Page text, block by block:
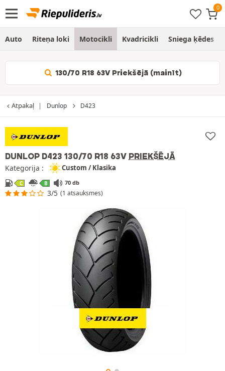
Auto Riteņa loki Motocikli Kvadricikli Sniega ķēdes
130/70 R18 63V Priekšējā (mainīt)
Atpakaļ Dunlop D423
DUNLOP D423 130/70 R18 63V PRIEKŠĒJĀ
Kategorija : Custom / Klasika
C B 70 db
3/5 (1 atsauksmes)